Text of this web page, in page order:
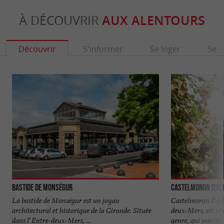
À DÉCOUVRIR AUX ALENTOURS
Découvrir S'informer Se loger Se
Bastide de Monségur
La bastide de Monségur est un joyau
architectural et historique de la Gironde. Située
dans l’ Entre-deux-Mers, ...
Castelmoron
Castelmoron
deux-Mers, est
genre, qui mérite